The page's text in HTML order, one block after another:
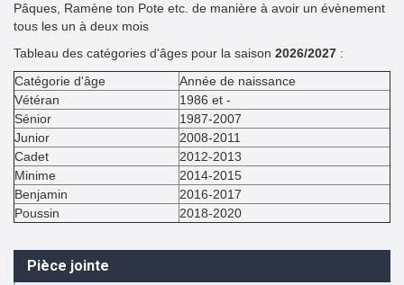
Pâques, Ramène ton Pote etc. de manière à avoir un évènement
tous les un à deux mois
Tableau des catégories d'âges pour la saison 2026/2027 :
Catégorie d'âge
Année de naissance
Vétéran
1986 et -
Sénior
1987-2007
Junior
2008-2011
Cadet
2012-2013
Minime
2014-2015
Benjamin
2016-2017
Poussin
2018-2020
Pièce jointe